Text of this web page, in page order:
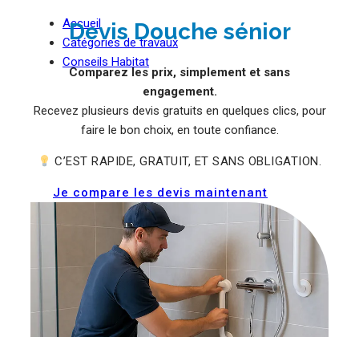
Accueil
Catégories de travaux
Conseils Habitat
Devis Douche sénior
Comparez les prix, simplement et sans
engagement.
Recevez plusieurs devis gratuits en quelques clics, pour
faire le bon choix, en toute confiance.
C’EST RAPIDE, GRATUIT, ET SANS OBLIGATION.
Je compare les devis maintenant